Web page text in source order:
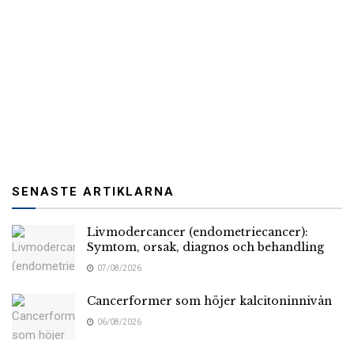
SENASTE ARTIKLARNA
Livmodercancer (endometriecancer):
Symtom, orsak, diagnos och behandling
07/08/2026
Cancerformer som höjer kalcitoninnivån
06/08/2026